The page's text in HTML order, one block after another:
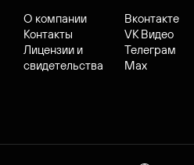
О компании
Контакты
Лицензии и
свидетельства
Вконтакте
VK Видео
Телеграм
Max